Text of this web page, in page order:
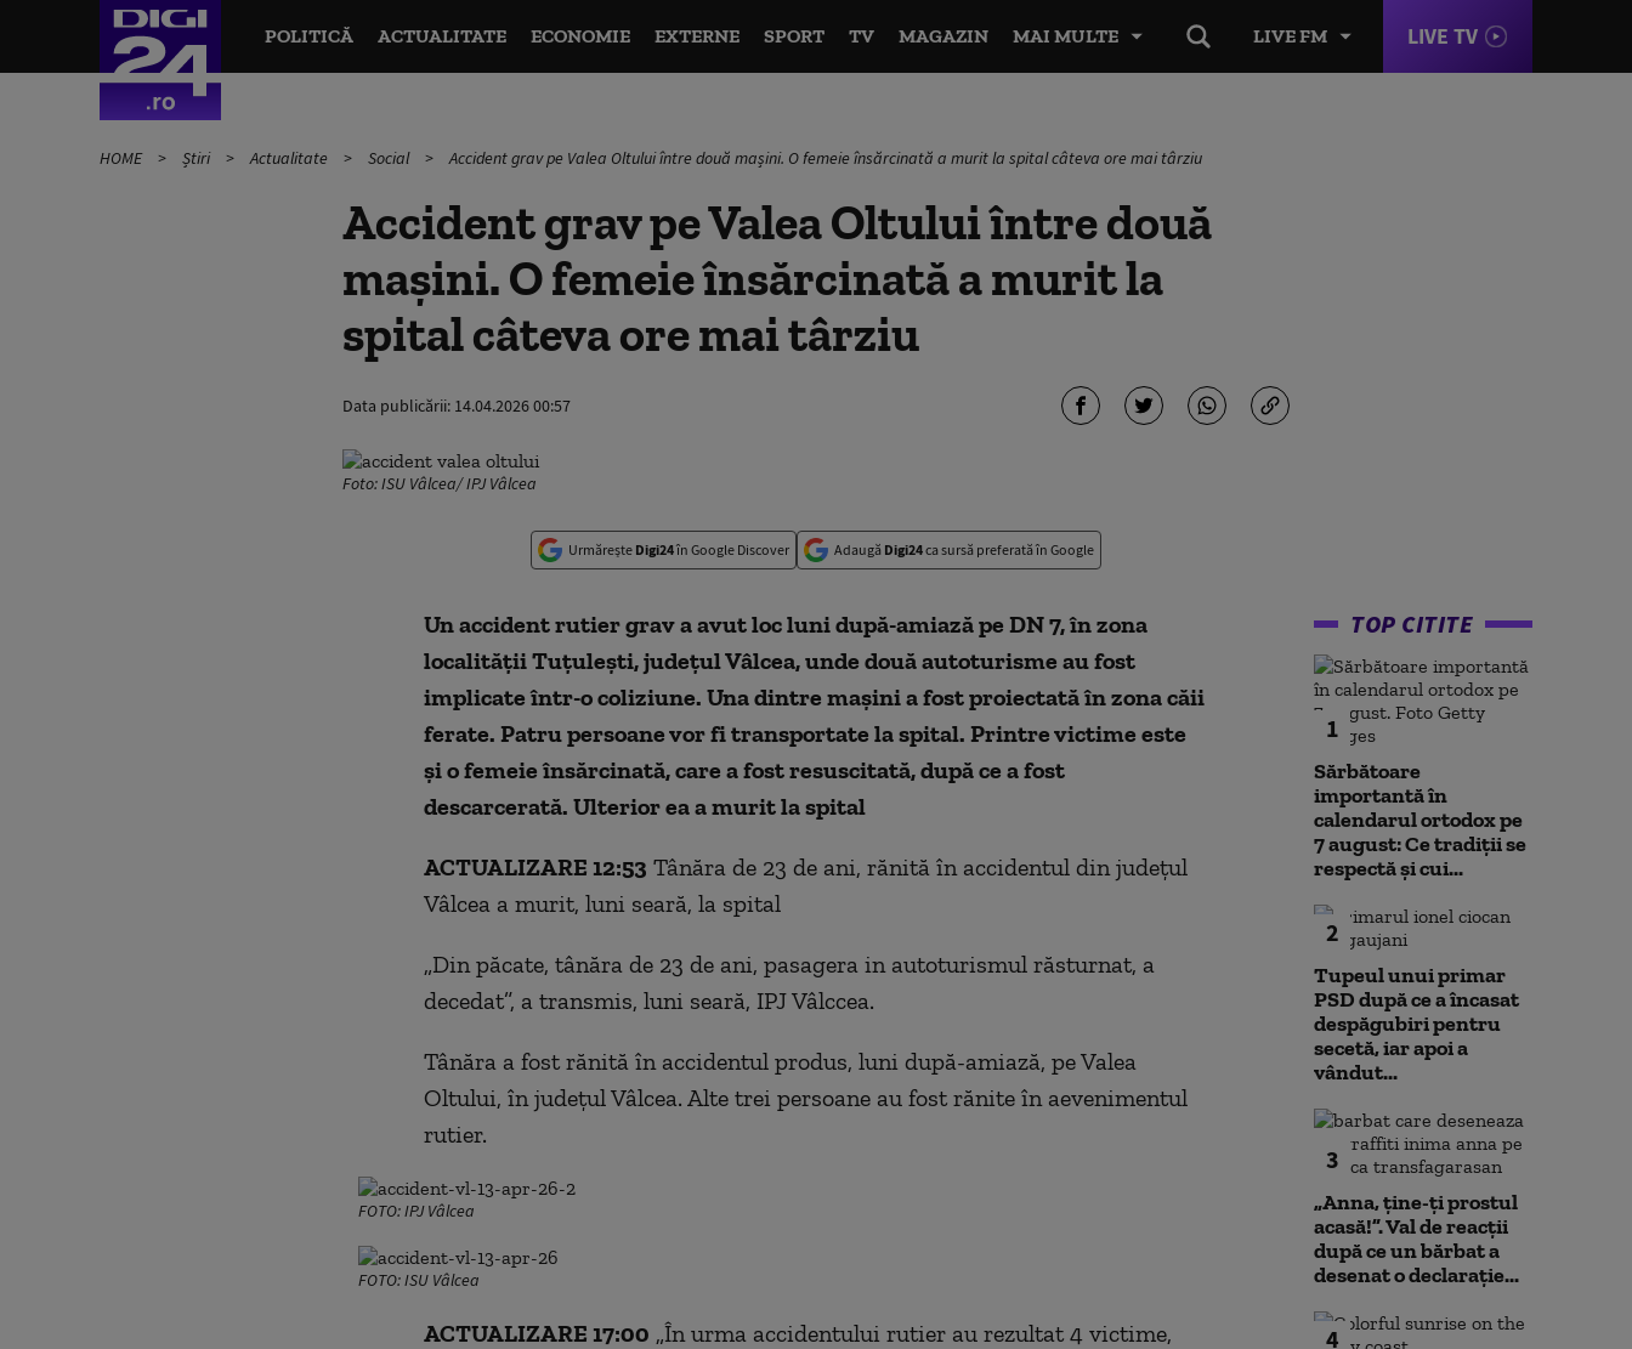
LIVE FM LIVE TV
POLITICĂ ACTUALITATE ECONOMIE EXTERNE SPORT TV MAGAZIN MAI MULTE
HOME Știri Actualitate Social Accident grav pe Valea Oltului între două mașini. O femeie însărcinată a murit la spital câteva ore mai târziu
Accident grav pe Valea Oltului între două
mașini. O femeie însărcinată a murit la
spital câteva ore mai târziu
Data publicării: 14.04.2026 00:57
Foto: ISU Vâlcea/ IPJ Vâlcea
Urmărește Digi24în Google Discover Adaugă Digi24ca sursă preferată în Google
Un accident rutier grav a avut loc luni după-amiază pe DN 7, în zona
localității Tuțulești, județul Vâlcea, unde două autoturisme au fost
implicate într-o coliziune. Una dintre mașini a fost proiectată în zona căii
ferate. Patrupersoane vor fi transportate la spital. Printre victime este
șio femeie însărcinată, care a fost resuscitată, după ce a fost
descarcerată. Ulterior ea a murit la spital
ACTUALIZARE 12:53 Tânăra de 23 de ani, rănită în accidentul din judeţul
Vâlcea a murit, luni seară, la spital
„Din păcate, tânăra de 23 de ani, pasagera in autoturismul răsturnat, a
decedat”, a transmis, luni seară, IPJ Vâlccea.
Tânăra a fost rănită în accidentul produs, luni după-amiază, pe Valea
Oltului, în judeţul Vâlcea. Alte trei persoane au fost rănite în aevenimentul
rutier.
FOTO: IPJ Vâlcea
FOTO: ISU Vâlcea
ACTUALIZARE 17:00 „În urma accidentului rutier au rezultat 4 victime,
TOP CITITE
1
Sărbătoare
importantă în
calendarul ortodox pe
7 august: Ce tradiții se
respectă și cui...
2
Tupeul unui primar
PSD după ce a încasat
despăgubiri pentru
secetă, iar apoi a
vândut...
3
„Anna, ţine-ţi prostul
acasă!”. Val de reacții
după ce un bărbat a
desenat o declarație...
4